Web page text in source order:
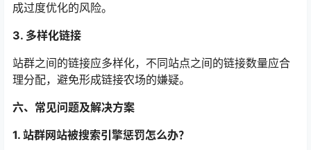
成过度优化的风险。
3. 多样化链接
站群之间的链接应多样化，不同站点之间的链接数量应合
理分配，避免形成链接农场的嫌疑。
六、常见问题及解决方案
1. 站群网站被搜索引擎惩罚怎么办？